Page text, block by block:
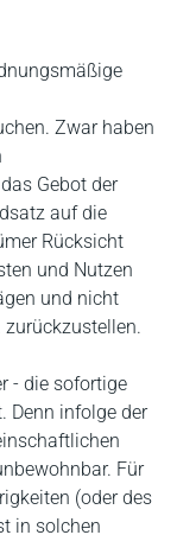
Zwar haben
Gebot der
auf die
Rücksicht
und Nutzen
und nicht
- die sofortige
Denn infolge der
Für
(oder des
in solchen